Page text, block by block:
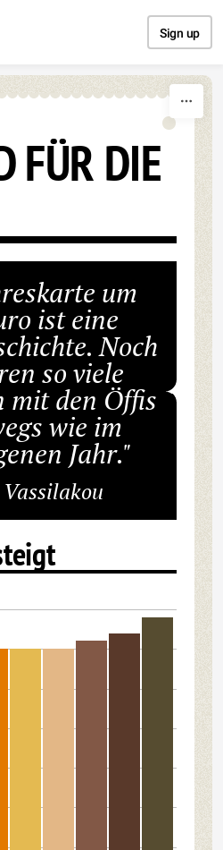
Sign up
FÜR DIE
um
ist eine
Noch
so viele
mit den Öffis
wie im
Jahr."